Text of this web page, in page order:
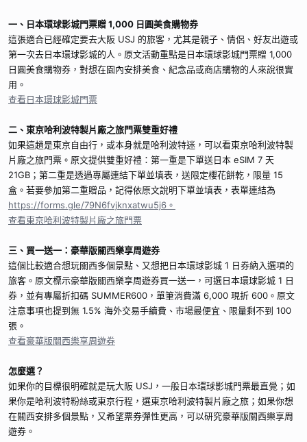
一、日本環球影城門票贈 1,000 日圓美食購物券
這張適合已經確定要去大阪 USJ 的旅客，尤其是親子、情侶、好友出遊或
第一次去日本環球影城的人。原文活動重點是日本環球影城門票贈 1,000
日圓美食購物券，對想在園內安排美食、紀念品或商店購物的人來說很實
用。
查看日本環球影城門票
二、東京哈利波特製片廠之旅門票雙重好禮
如果這趟是東京自由行，或本身就是哈利波特迷，可以看東京哈利波特製
片廠之旅門票。原文提供雙重好禮：第一重是下單送日本 eSIM 7 天
21GB；第二重是透過專屬連結下單並填表，送限定櫻花餅乾，限量 15
盒。若要參加第二重贈品，記得依原文說明下單並填表，表單連結為
https://forms.gle/79N6fvjknxatwu5j6。
查看東京哈利波特製片廠之旅門票
三、買一送一：豪華版關西樂享周遊券
這個比較適合想玩關西多個景點、又想把日本環球影城 1 日券納入選項的
旅客。原文標示豪華版關西樂享周遊券買一送一，可選日本環球影城 1 日
券，並有專屬折扣碼 SUMMER600，單筆消費滿 6,000 現折 600。原文
注意事項也提到無 1.5% 海外交易手續費、市場最便宜、限量剩不到 100
張。
查看豪華版關西樂享周遊券
怎麼選？
如果你的目標很明確就是玩大阪 USJ，一般日本環球影城門票最直覺；如
果你是哈利波特粉絲或東京行程，選東京哈利波特製片廠之旅；如果你想
在關西安排多個景點，又希望票券彈性更高，可以研究豪華版關西樂享周
遊券。